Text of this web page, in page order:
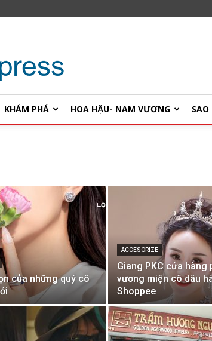
KHÁM PHÁ HOA HẬU- NAM VƯƠNG SAO
của những quý cô
ACCESORIZE
Giang PKC cửa hàng
vương miện cô dâu
Shoppee